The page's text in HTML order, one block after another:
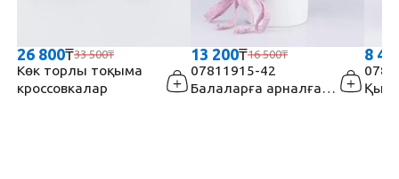
26 800₸33 500₸
Көк торлы тоқыма
кроссовкалар
13 200₸16 500₸
07811915-42
Балаларға арналған
8